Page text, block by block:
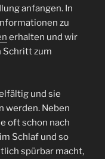
anfangen. In
zu
erhalten und wir
Schritt zum
und sie
werden. Neben
oft schon nach
Schlaf und so
spürbar macht,